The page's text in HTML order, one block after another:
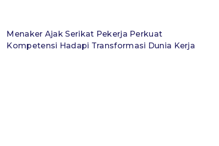
Menaker Ajak Serikat Pekerja Perkuat
Kompetensi Hadapi Transformasi Dunia Kerja